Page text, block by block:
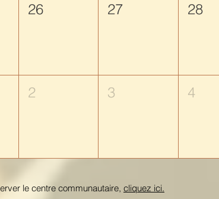
26 27 28
2 3 4
le centre communautaire, cliquez ici.